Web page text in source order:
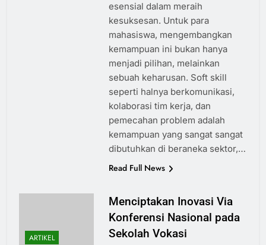
esensial dalam meraih
kesuksesan. Untuk para
mahasiswa, mengembangkan
kemampuan ini bukan hanya
menjadi pilihan, melainkan
sebuah keharusan. Soft skill
seperti halnya berkomunikasi,
kolaborasi tim kerja, dan
pemecahan problem adalah
kemampuan yang sangat sangat
dibutuhkan di beraneka sektor,…
Read Full News
ARTIKEL
Menciptakan Inovasi Via
Konferensi Nasional pada
Sekolah Vokasi